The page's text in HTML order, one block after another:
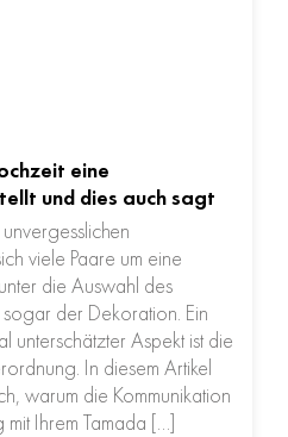
eine
und dies auch sagt
viele Paare um eine
die Auswahl des
der Dekoration. Ein
unterschätzter Aspekt ist die
In diesem Artikel
warum die Kommunikation
Ihrem Tamada […]